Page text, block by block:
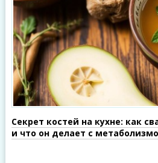
Секрет костей на кухне: как
и что он делает с